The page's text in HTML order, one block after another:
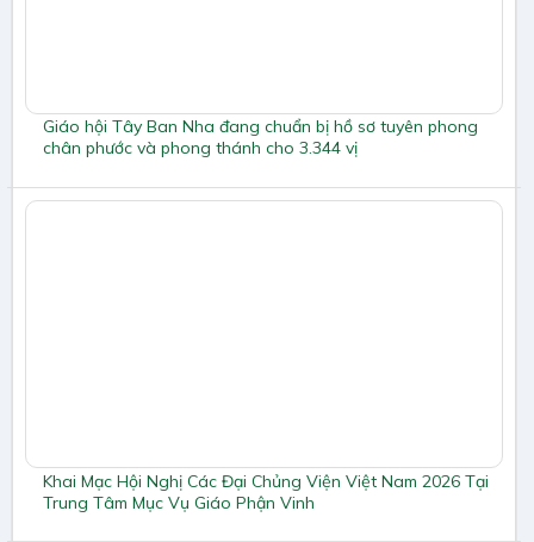
Giáo hội Tây Ban Nha đang chuẩn bị hồ sơ tuyên phong
chân phước và phong thánh cho 3.344 vị
Khai Mạc Hội Nghị Các Đại Chủng Viện Việt Nam 2026 Tại
Trung Tâm Mục Vụ Giáo Phận Vinh